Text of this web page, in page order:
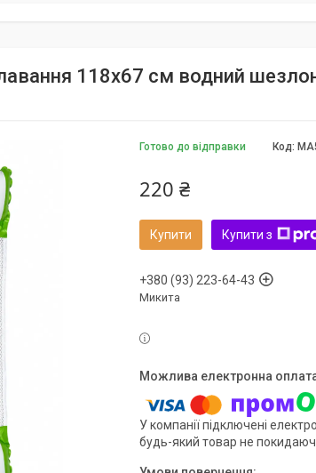
118х67 см водний
Готово до відправки Код:
220 ₴
Купити Купити з
+380 (93) 223-64-43
Микита
У компанії підключені
будь-який товар не